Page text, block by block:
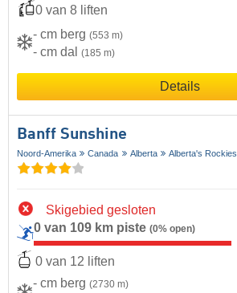
0 van 8 liften
- cm berg (553 m)
- cm dal (185 m)
Details
Banff Sunshine
Noord-Amerika Canada Alberta Alberta's Rockies
Skigebied gesloten
0 van 109 km piste (0% open)
0 van 12 liften
- cm berg (2730 m)